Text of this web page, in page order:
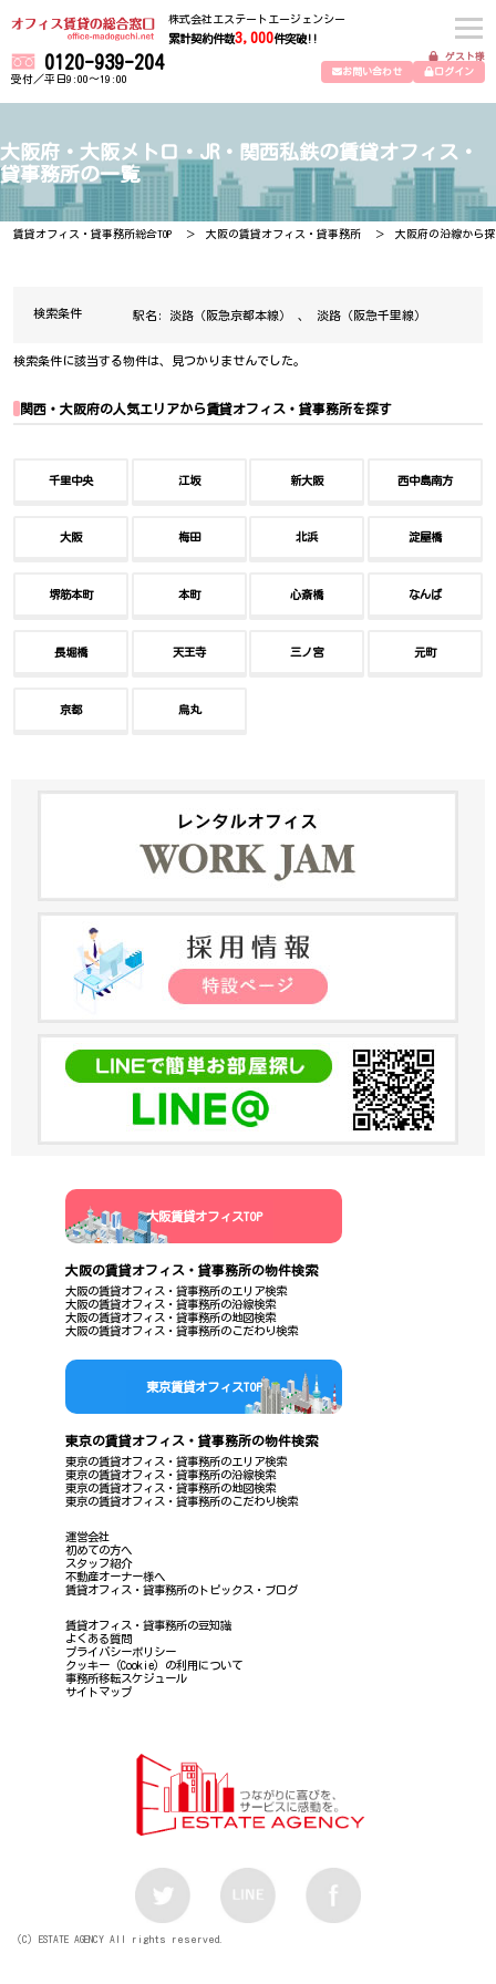
株式会社エステートエージェンシー
累計契約件数3,000件突破!!
0120-939-204
受付／平日9:00～19:00
ゲスト様
お問い合わせ
ログイン
大阪府・大阪メトロ・JR・関西私鉄の賃貸オフィス・
貸事務所の一覧
賃貸オフィス・貸事務所総合TOP 大阪の賃貸オフィス・貸事務所 大阪府の沿線から
検索条件 駅名: 淡路（阪急京都本線） 淡路（阪急千里線）
検索条件に該当する物件は、見つかりませんでした。
関西・大阪府の人気エリアから賃貸オフィス・貸事務所を探す
千里中央 江坂 新大阪 西中島南方
大阪 梅田 北浜 淀屋橋
堺筋本町 本町 心斎橋 なんば
長堀橋 天王寺 三ノ宮 元町
京都 烏丸
大阪賃貸オフィスTOP
大阪の賃貸オフィス・貸事務所の物件検索
大阪の賃貸オフィス・貸事務所のエリア検索
大阪の賃貸オフィス・貸事務所の沿線検索
大阪の賃貸オフィス・貸事務所の地図検索
大阪の賃貸オフィス・貸事務所のこだわり検索
東京賃貸オフィスTOP
東京の賃貸オフィス・貸事務所の物件検索
東京の賃貸オフィス・貸事務所のエリア検索
東京の賃貸オフィス・貸事務所の沿線検索
東京の賃貸オフィス・貸事務所の地図検索
東京の賃貸オフィス・貸事務所のこだわり検索
運営会社
初めての方へ
スタッフ紹介
不動産オーナー様へ
賃貸オフィス・貸事務所のトピックス・ブログ
賃貸オフィス・貸事務所の豆知識
よくある質問
プライバシーポリシー
クッキー（Cookie）の利用について
事務所移転スケジュール
サイトマップ
（C）ESTATE AGENCY All rights reserved.